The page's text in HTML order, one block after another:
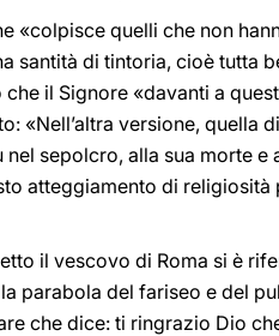
«colpisce quelli che non
di tintoria, cioè tutta
il Signore «davanti a
«Nell’altra versione,
sepolcro, alla sua morte
atteggiamento di
il vescovo di Roma si è
parabola del fariseo e del
che dice: ti ringrazio Dio